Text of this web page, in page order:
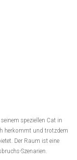
speziellen Cat in
herkommt und trotzdem
Der Raum ist eine
Szenarien.